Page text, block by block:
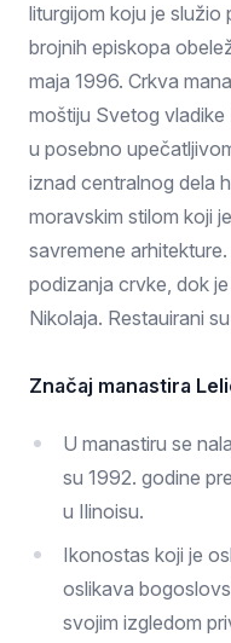
liturgijom koju je služio
brojnih episkopa
maja 1996. Crkva
moštiju Svetog vladike
u posebno
iznad centralnog dela
moravskim stilom koji
savremene
podizanja crvke, dok
Nikolaja. Restauirani
Značaj manastira
U manastiru se
su 1992. godine
u Ilinoisu.
Ikonostas koji je
oslikava
svojim izgledom